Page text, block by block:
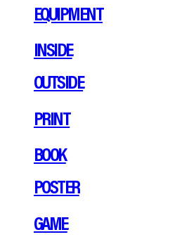
EQUIPMENT
INSIDE
OUTSIDE
PRINT
BOOK
POSTER
GAME